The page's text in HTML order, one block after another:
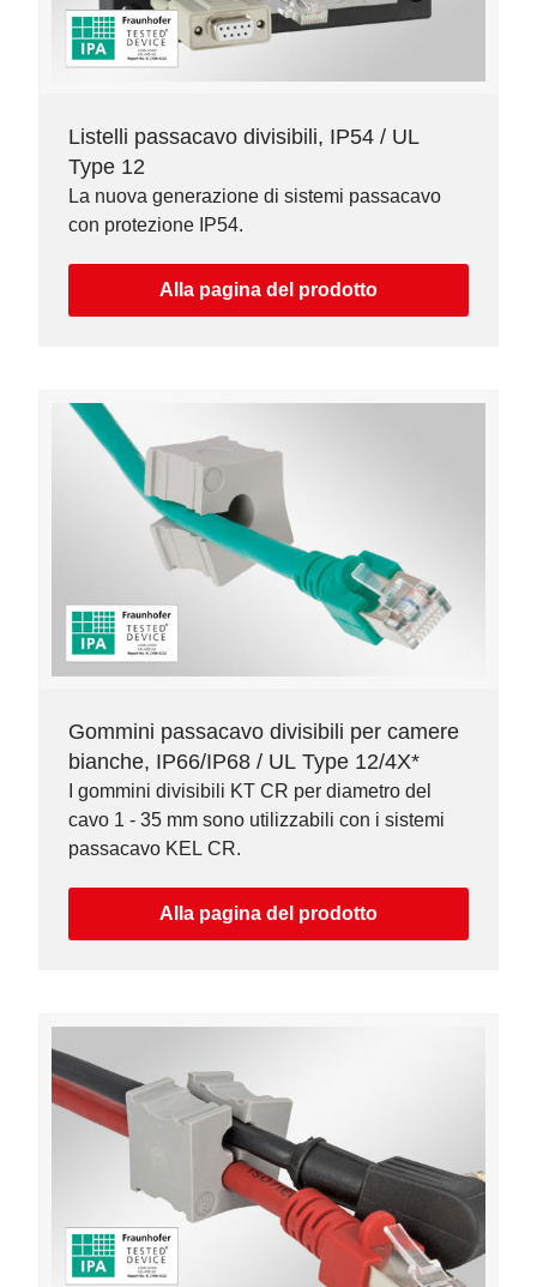
Listelli passacavo divisibili, IP54 / UL
Type 12
La nuova generazione di sistemi passacavo
con protezione IP54.
Alla pagina del prodotto
Gommini passacavo divisibili per camere
bianche, IP66/IP68 / UL Type 12/4X*
I gommini divisibili KT CR per diametro del
cavo 1 - 35 mm sono utilizzabili con i sistemi
passacavo KEL CR.
Alla pagina del prodotto